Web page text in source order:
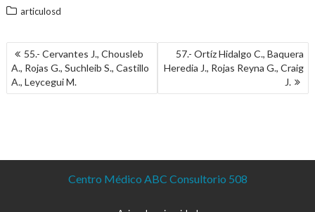
articulosd
NAVEGACIÓN
DE
ENTRADAS
55.- Cervantes J., Chousleb
A., Rojas G., Suchleib S., Castillo
A., Leycegui M.
57.- Ortíz Hidalgo C., Baquera
Heredia J., Rojas Reyna G., Craig
J.
Centro Médico ABC Consultorio 508